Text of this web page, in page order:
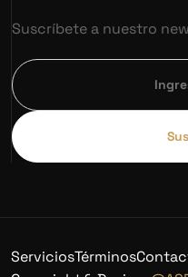
Suscríbete a nuestro
ServiciosTérminos